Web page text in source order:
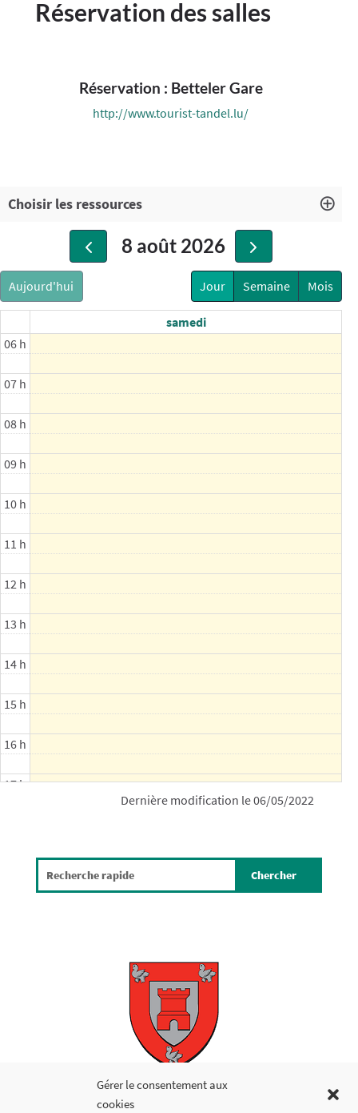
Gérer le consentement aux
cookies
Réservation des salles
Réservation : Betteler Gare
http://www.tourist-tandel.lu/
Choisir les ressources
8 août 2026
Aujourd'hui Jour Semaine Mois
samedi
05 h
06 h
07 h
08 h
09 h
10 h
11 h
12 h
13 h
14 h
15 h
16 h
17 h
Dernière modification le 06/05/2022
Copyright © 2026